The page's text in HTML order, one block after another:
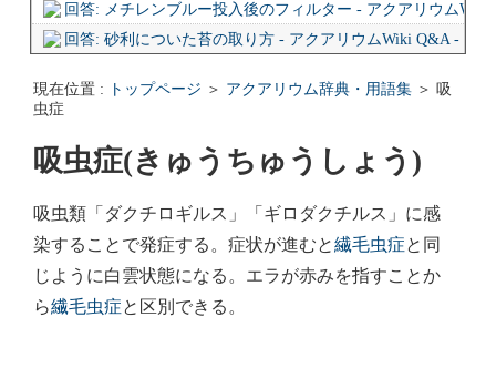
回答: メチレンブルー投入後のフィルター - アクアリウム
回答: 砂利についた苔の取り方 - アクアリウムWiki Q&A - 最
回答: ガラス面に卵を産まない貝っていますか？ - アクアリ
現在位置 : トップページ ＞ アクアリウム辞典・用語集 ＞ 吸
虫症
吸虫症(きゅうちゅうしょう)
吸虫類「ダクチロギルス」「ギロダクチルス」に感
染することで発症する。症状が進むと繊毛虫症と同
じように白雲状態になる。エラが赤みを指すことか
ら繊毛虫症と区別できる。